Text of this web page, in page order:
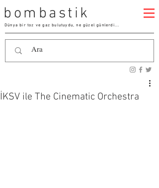
bombastik
Dünya bir toz ve gaz bulutuydu, ne güzel günlerdi...
İKSV ile The Cinematic Orchestra